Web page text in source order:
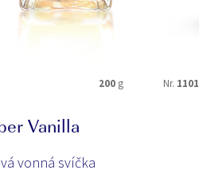
200g
Vanilla
vonná svíčka
Nr. 1101